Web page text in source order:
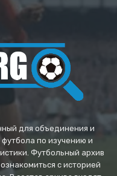
для объединения и
по изучению и
Футбольный архив
с историей